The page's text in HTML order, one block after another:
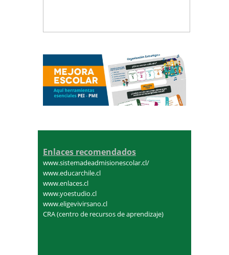
Enlaces recomendados
www.sistemadeadmisionescolar.cl/
www.educarchile.cl
www.enlaces.cl
www.yoestudio.cl
www.eligevivirsano.cl
CRA (centro de recursos de aprendizaje)